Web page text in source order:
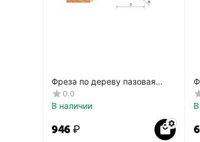
Фреза по дереву пазовая
фасонная CTФ-2154
0.0
В наличии
‍946‍₽